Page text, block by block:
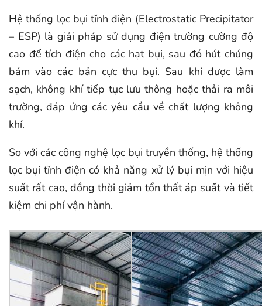
Hệ thống lọc bụi tĩnh điện (Electrostatic Precipitator
– ESP) là giải pháp sử dụng điện trường cường độ
cao để tích điện cho các hạt bụi, sau đó hút chúng
bám vào các bản cực thu bụi. Sau khi được làm
sạch, không khí tiếp tục lưu thông hoặc thải ra môi
trường, đáp ứng các yêu cầu về chất lượng không
khí.
So với các công nghệ lọc bụi truyền thống, hệ thống
lọc bụi tĩnh điện có khả năng xử lý bụi mịn với hiệu
suất rất cao, đồng thời giảm tổn thất áp suất và tiết
kiệm chi phí vận hành.